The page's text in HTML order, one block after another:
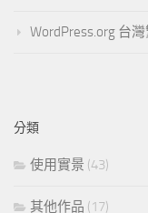
WordPress.org 台
分類
使用實景 (43)
其他作品 (17)